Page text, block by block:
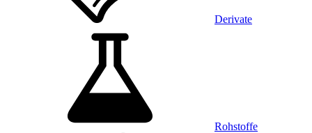
Derivate
Rohstoffe